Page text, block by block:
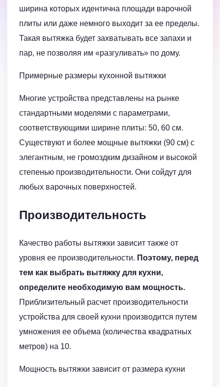
ширина которых идентична площади варочной
плиты или даже немного выходит за ее пределы.
Такая вытяжка будет захватывать все запахи и
пар, не позволяя им «разгуливать» по дому.
Примерные размеры кухонной вытяжки
Многие устройства представлены на рынке
стандартными моделями с параметрами,
соответствующими ширине плиты: 50, 60 см.
Существуют и более мощные вытяжки (90 см) с
элегантным, не громоздким дизайном и высокой
степенью производительности. Они сойдут для
любых варочных поверхностей.
Производительность
Качество работы вытяжки зависит также от
уровня ее производительности. Поэтому, перед
тем как выбрать вытяжку для кухни,
определите необходимую вам мощность.
Приблизительный расчет производительности
устройства для своей кухни производится путем
умножения ее объема (количества квадратных
метров) на 10.
Мощность вытяжки зависит от размера кухни